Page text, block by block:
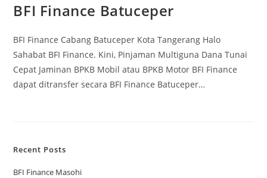
BFI Finance Batuceper
BFI Finance Cabang Batuceper Kota Tangerang Halo
Sahabat BFI Finance. Kini, Pinjaman Multiguna Dana Tunai
Cepat Jaminan BPKB Mobil atau BPKB Motor BFI Finance
dapat ditransfer secara BFI Finance Batuceper…
Recent Posts
BFI Finance Masohi